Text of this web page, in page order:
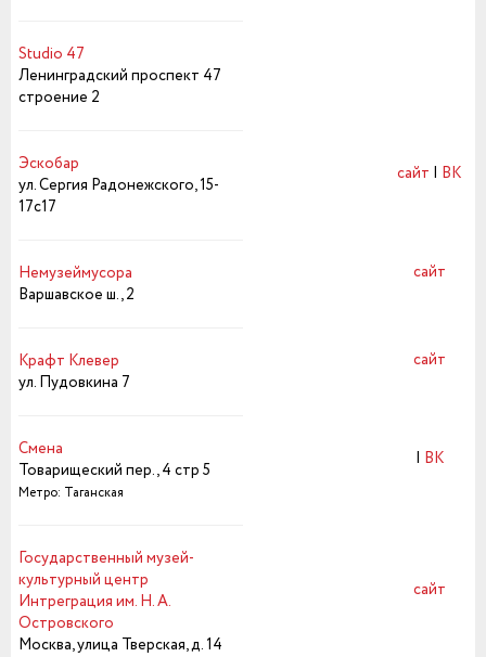
Studio 47
Ленинградский проспект 47
строение 2
Эскобар
ул. Сергия Радонежского, 15-
17с17
сайт | ВК
Немузеймусора
Варшавское ш., 2
сайт
Крафт Клевер
ул. Пудовкина 7
сайт
Смена
Товарищеский пер., 4 стр 5
Метро: Таганская
| ВК
Государственный музей-
культурный центр
Интреграция им. Н. А.
Островского
Москва, улица Тверская, д. 14
сайт